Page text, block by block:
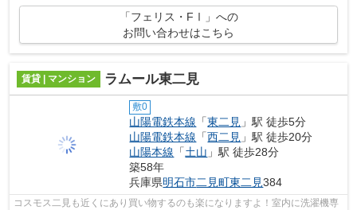
「フェリス・FⅠ」への
お問い合わせはこちら
賃貸 | マンション ラムール東二見
敷0
山陽電鉄本線 「東二見 」駅 徒歩5分
山陽電鉄本線 「西二見 」駅 徒歩20分
山陽本線 「土山 」駅 徒歩28分
築58年
兵庫県明石市二見町東二見384
コスモス二見も近くにあり買い物するのも楽になりますよ！室内に洗濯機専